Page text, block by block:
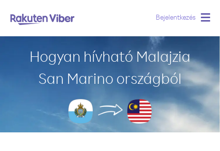
Bejelentkezés
Hogyan hívható Malajzia
San Marino országból